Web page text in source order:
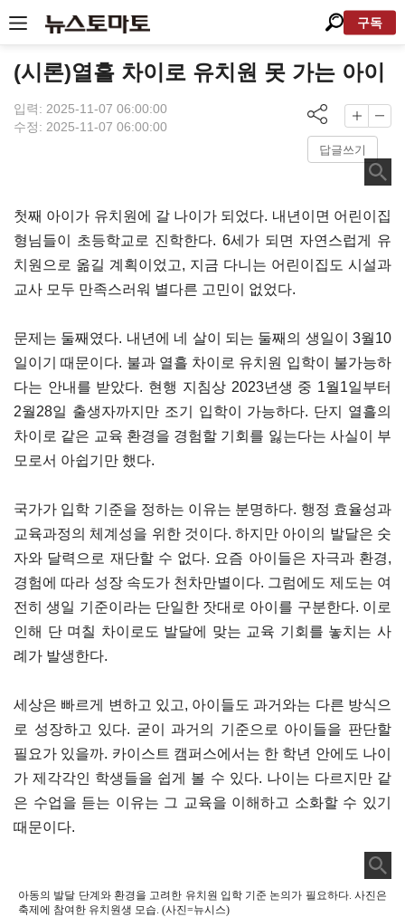
구독
(시론)열흘 차이로 유치원 못 가는 아이
입력: 2025-11-07 06:00:00
수정: 2025-11-07 06:00:00
답글쓰기
첫째 아이가 유치원에 갈 나이가 되었다. 내년이면 어린이집
형님들이 초등학교로 진학한다. 6세가 되면 자연스럽게 유
치원으로 옮길 계획이었고, 지금 다니는 어린이집도 시설과
교사 모두 만족스러워 별다른 고민이 없었다.
문제는 둘째였다. 내년에 네 살이 되는 둘째의 생일이 3월10
일이기 때문이다. 불과 열흘 차이로 유치원 입학이 불가능하
다는 안내를 받았다. 현행 지침상 2023년생 중 1월1일부터
2월28일 출생자까지만 조기 입학이 가능하다. 단지 열흘의
차이로 같은 교육 환경을 경험할 기회를 잃는다는 사실이 부
모로서 아쉽기만 했다.
국가가 입학 기준을 정하는 이유는 분명하다. 행정 효율성과
교육과정의 체계성을 위한 것이다. 하지만 아이의 발달은 숫
자와 달력으로 재단할 수 없다. 요즘 아이들은 자극과 환경,
경험에 따라 성장 속도가 천차만별이다. 그럼에도 제도는 여
전히 생일 기준이라는 단일한 잣대로 아이를 구분한다. 이로
인해 단 며칠 차이로도 발달에 맞는 교육 기회를 놓치는 사
례가 발생한다.
세상은 빠르게 변하고 있고, 아이들도 과거와는 다른 방식으
로 성장하고 있다. 굳이 과거의 기준으로 아이들을 판단할
필요가 있을까. 카이스트 캠퍼스에서는 한 학년 안에도 나이
가 제각각인 학생들을 쉽게 볼 수 있다. 나이는 다르지만 같
은 수업을 듣는 이유는 그 교육을 이해하고 소화할 수 있기
때문이다.
아동의 발달 단계와 환경을 고려한 유치원 입학 기준 논의가 필요하다. 사진은
축제에 참여한 유치원생 모습. (사진=뉴시스)